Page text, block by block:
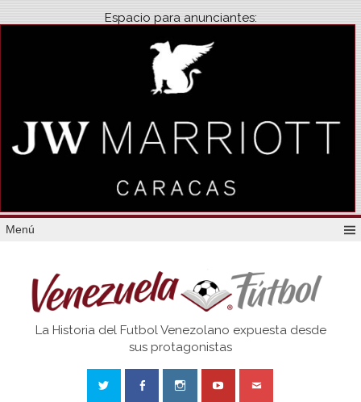
Espacio para anunciantes:
Menú
Venezuela
La Historia del Futbol Venezolano expuesta desde
sus protagonistas